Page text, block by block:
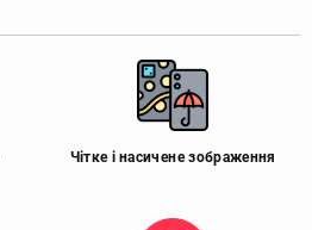
Чітке і насичене зображення